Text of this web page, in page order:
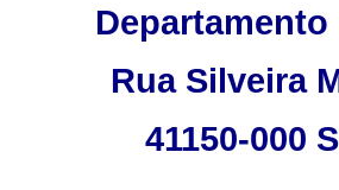
Departamento
Rua Silveira
41150-000